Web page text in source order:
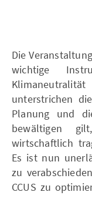
Die
wichtige
unterstrichen
Planung und
bewältigen
wirtschaftlich
Es ist nun
zu
CCUS zu